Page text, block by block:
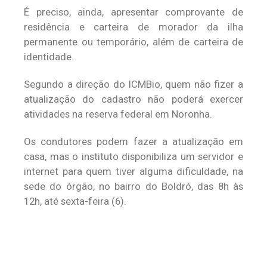
É preciso, ainda, apresentar comprovante de
residência e carteira de morador da ilha
permanente ou temporário, além de carteira de
identidade.
Segundo a direção do ICMBio, quem não fizer a
atualização do cadastro não poderá exercer
atividades na reserva federal em Noronha.
Os condutores podem fazer a atualização em
casa, mas o instituto disponibiliza um servidor e
internet para quem tiver alguma dificuldade, na
sede do órgão, no bairro do Boldró, das 8h às
12h, até sexta-feira (6).